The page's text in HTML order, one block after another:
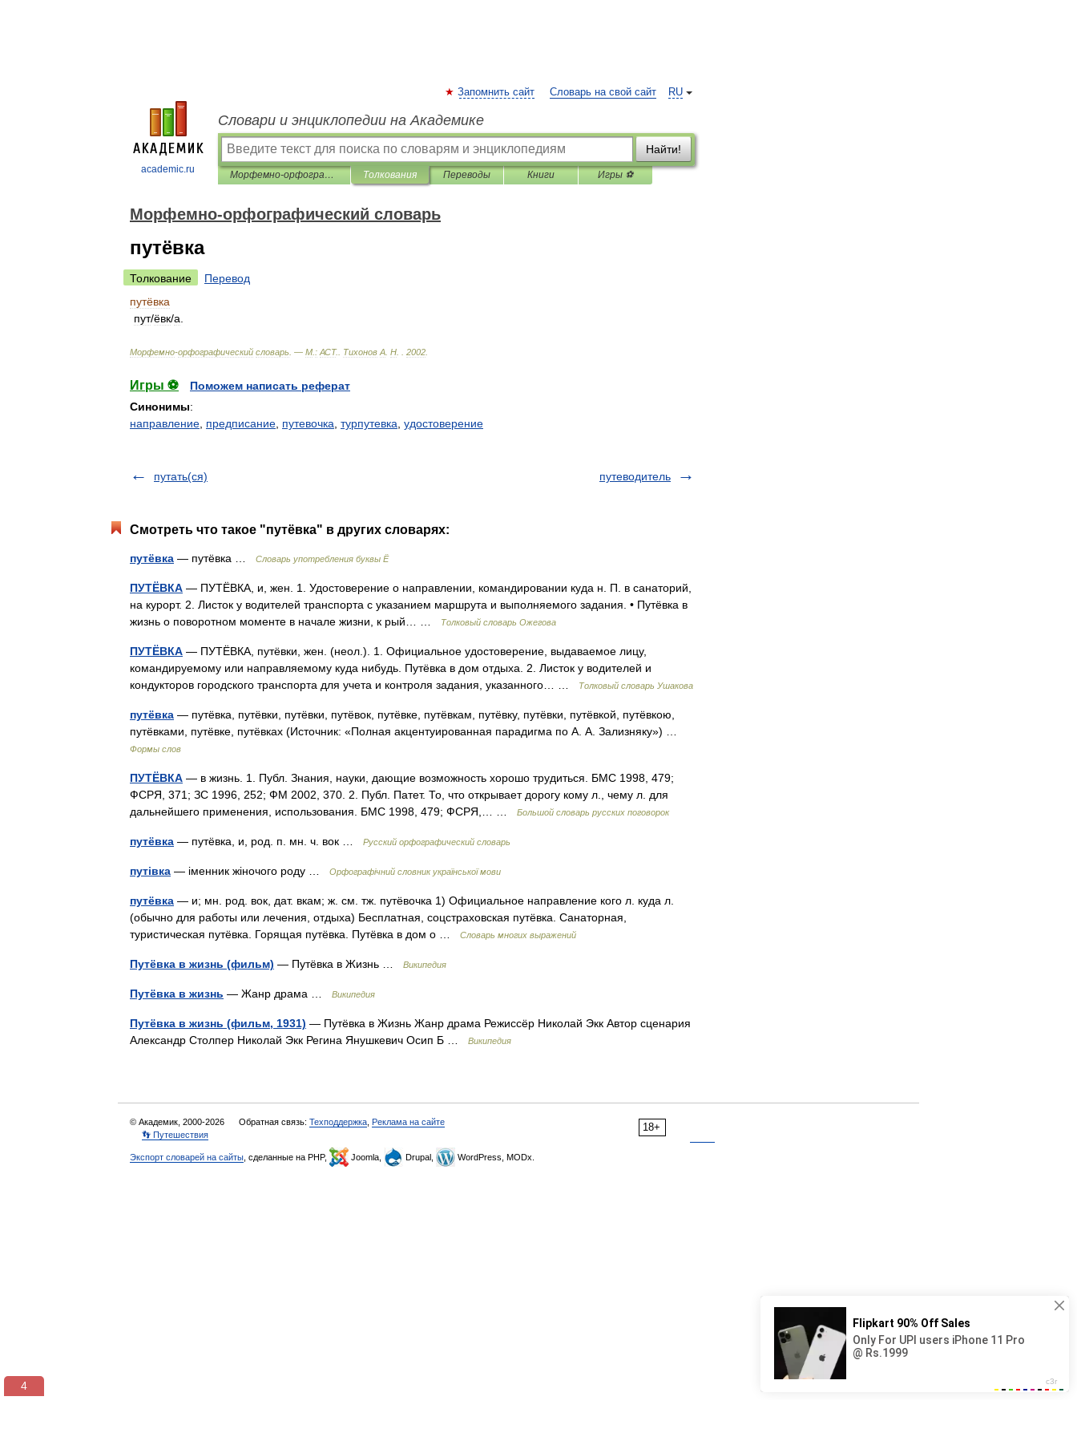
academic.ru
RU
Запомнить сайт Словарь на свой сайт
Словари и энциклопедии на Академике
Найти!
Морфемно-орфографический словарь Толкования Переводы Книги Игры ⚽
Морфемно-орфографический словарь
путёвка
Толкование
Перевод
путёвка
пут/ёвк/а
Морфемно-орфографический словарь . — М : АСТ. Тихонов А Н 2002
Игры ⚽
Поможем написать реферат
Синонимы:
направление предписание путевочка турпутевка удостоверение
путать(ся) путеводитель
Смотреть что такое "путёвка" в других словарях:
путёвка — путёвка … Словарь употребления буквы Ё
ПУТЁВКА — ПУТЁВКА, и, жен. 1. Удостоверение о направлении, командировании куда н. П. в санаторий,
на курорт. 2. Листок у водителей транспорта с указанием маршрута и выполняемого задания. • Путёвка в
жизнь о поворотном моменте в начале жизни, к рый… …
Толковый словарь Ожегова
ПУТЁВКА — ПУТЁВКА, путёвки, жен. (неол.). 1. Официальное удостоверение, выдаваемое лицу,
командируемому или направляемому куда нибудь. Путёвка в дом отдыха. 2. Листок у водителей и
кондукторов городского транспорта для учета и контроля задания, указанного… …
Толковый словарь Ушакова
путёвка — путёвка, путёвки, путёвки, путёвок, путёвке, путёвкам, путёвку, путёвки, путёвкой, путёвкою,
путёвками, путёвке, путёвках (Источник: «Полная акцентуированная парадигма по А. А. Зализняку») …
Формы слов
ПУТЁВКА — в жизнь. 1. Публ. Знания, науки, дающие возможность хорошо трудиться. БМС 1998, 479;
ФСРЯ, 371; ЗС 1996, 252; ФМ 2002, 370. 2. Публ. Патет. То, что открывает дорогу кому л., чему л. для
дальнейшего применения, использования. БМС 1998, 479; ФСРЯ,… …
Большой словарь русских поговорок
путёвка — путёвка, и, род. п. мн. ч. вок … Русский орфографический словарь
путівка — іменник жіночого роду … Орфографічний словник української мови
путёвка — и; мн. род. вок, дат. вкам; ж. см. тж. путёвочка 1) Официальное направление кого л. куда л.
(обычно для работы или лечения, отдыха) Бесплатная, соцстраховская путёвка. Санаторная,
туристическая путёвка. Горящая путёвка. Путёвка в дом о …
Словарь многих выражений
Путёвка в жизнь (фильм) — Путёвка в Жизнь … Википедия
Путёвка в жизнь — Жанр драма … Википедия
Путёвка в жизнь (фильм, 1931) — Путёвка в Жизнь Жанр драма Режиссёр Николай Экк Автор сценария
Александр Столпер Николай Экк Регина Янушкевич Осип Б …
Википедия
18+
© Академик, 2000-2026 Обратная связь: Техподдержка Реклама на сайте
👣 Путешествия
Экспорт словарей на сайты , сделанные на PHP, Joomla, Drupal, WordPress, MODx.
3